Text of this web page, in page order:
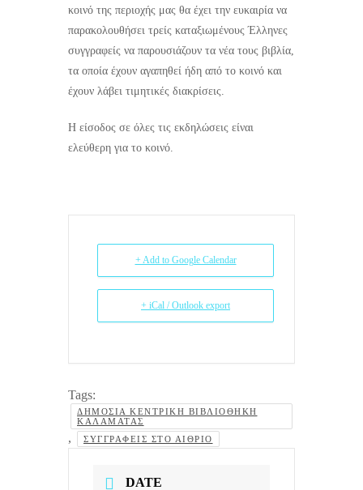
κοινό της περιοχής μας θα έχει την ευκαιρία να
παρακολουθήσει τρείς καταξιωμένους Έλληνες
συγγραφείς να παρουσιάζουν τα νέα τους βιβλία,
τα οποία έχουν αγαπηθεί ήδη από το κοινό και
έχουν λάβει τιμητικές διακρίσεις.
Η είσοδος σε όλες τις εκδηλώσεις είναι
ελεύθερη για το κοινό.
+ Add to Google Calendar
+ iCal / Outlook export
Tags:
ΔΗΜΌΣΙΑ ΚΕΝΤΡΙΚΉ ΒΙΒΛΙΟΘΉΚΗ
ΚΑΛΑΜΆΤΑΣ
, ΣΥΓΓΡΑΦΕΊΣ ΣΤΟ ΑΊΘΡΙΟ
DATE